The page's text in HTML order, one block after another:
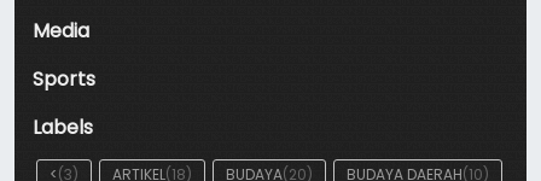
Media
Sports
Labels
<(3) ARTIKEL(18) BUDAYA(20) BUDAYA DAERAH(10)